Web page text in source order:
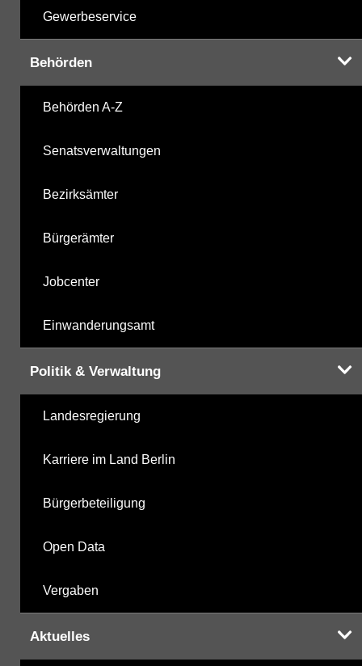
Gewerbeservice
Behörden
Behörden A-Z
Senatsverwaltungen
Bezirksämter
Bürgerämter
Jobcenter
Einwanderungsamt
Politik & Verwaltung
Landesregierung
Karriere im Land Berlin
Bürgerbeteiligung
Open Data
Vergaben
Aktuelles